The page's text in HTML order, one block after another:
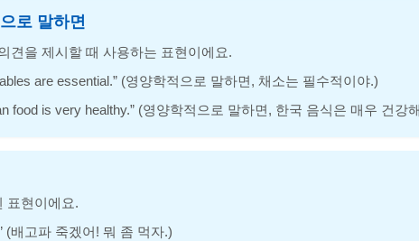
로 말하면
견을 제시할 때 사용하는 표현이에요.
are essential.” (영양학적으로 말하면, 채소는 필수적이야.)
food is very healthy.” (영양학적으로 말하면, 한국 음식은 매우 건강
표현이에요.
(배고파 죽겠어! 뭐 좀 먹자.)